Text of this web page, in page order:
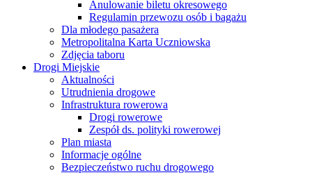
Anulowanie biletu okresowego
Regulamin przewozu osób i bagażu
Dla młodego pasażera
Metropolitalna Karta Uczniowska
Zdjęcia taboru
Drogi Miejskie
Aktualności
Utrudnienia drogowe
Infrastruktura rowerowa
Drogi rowerowe
Zespół ds. polityki rowerowej
Plan miasta
Informacje ogólne
Bezpieczeństwo ruchu drogowego